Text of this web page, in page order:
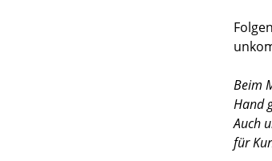
Beim
Hand
Auch
für